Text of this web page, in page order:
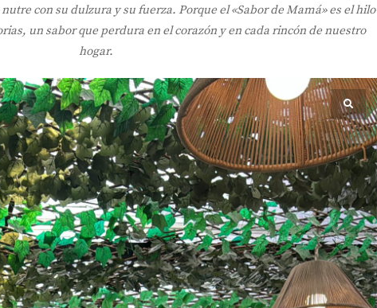
con su dulzura y su fuerza. Porque el «Sabor de Mamá» es el hilo
un sabor que perdura en el corazón y en cada rincón de nuestro
hogar.